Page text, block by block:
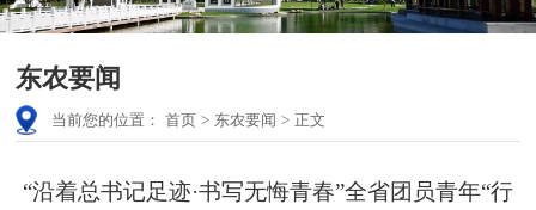
东农要闻
当前您的位置： 首页 > 东农要闻 > 正文
“沿着总书记足迹·书写无悔青春”全省团员青年“行